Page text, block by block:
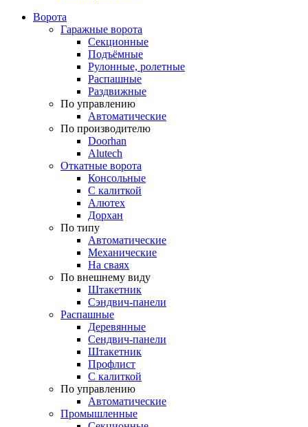
Ворота
Гаражные ворота
Секционные
Подъёмные
Рулонные, ролетные
Распашные
Раздвижные
По управлению
Автоматические
По производителю
Doorhan
Alutech
Откатные ворота
Консольные
С калиткой
Алютех
Дорхан
По типу
Автоматические
Механические
На сваях
По внешнему виду
Штакетник
Сэндвич-панели
Распашные
Деревянные
Сендвич-панели
Штакетник
Профлист
С калиткой
По управлению
Автоматические
Промышленные